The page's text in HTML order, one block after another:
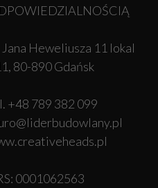
Jana Heweliusza 11 lokal
80-890 Gdańsk
+48 789 382 099
0001062563